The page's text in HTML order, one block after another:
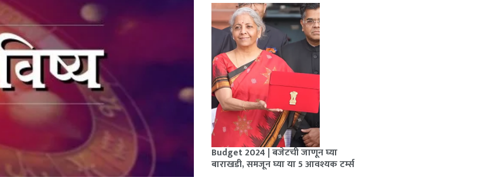
Budget 2024 | बजेटची जाणून घ्या
बाराखडी, समजून घ्या या 5 आवश्यक टर्म्स